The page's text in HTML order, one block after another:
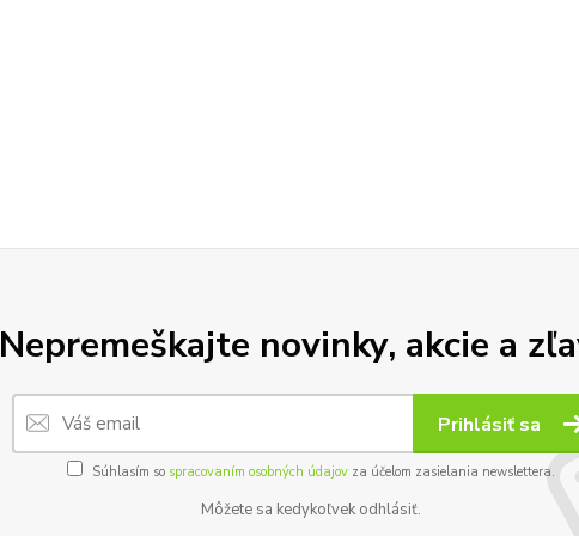
Nepremeškajte novinky, akcie a
Prihlásiť sa
Súhlasím so spracovaním osobných údajov za účelom zasielania newslettera.
Môžete sa kedykoľvek odhlásiť.